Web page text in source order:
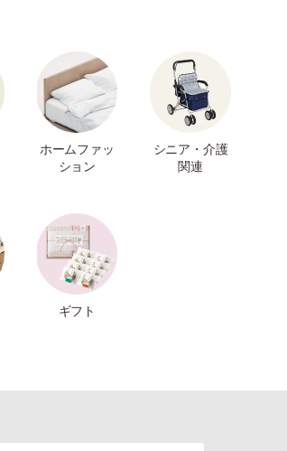
ホームファッ
ション
シニア・介護
関連
ギフト